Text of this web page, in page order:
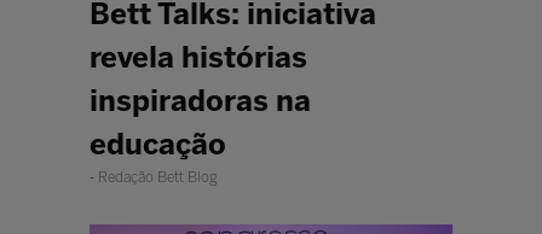
Bett Talks: iniciativa
revela histórias
inspiradoras na
educação
Redação Bett Blog